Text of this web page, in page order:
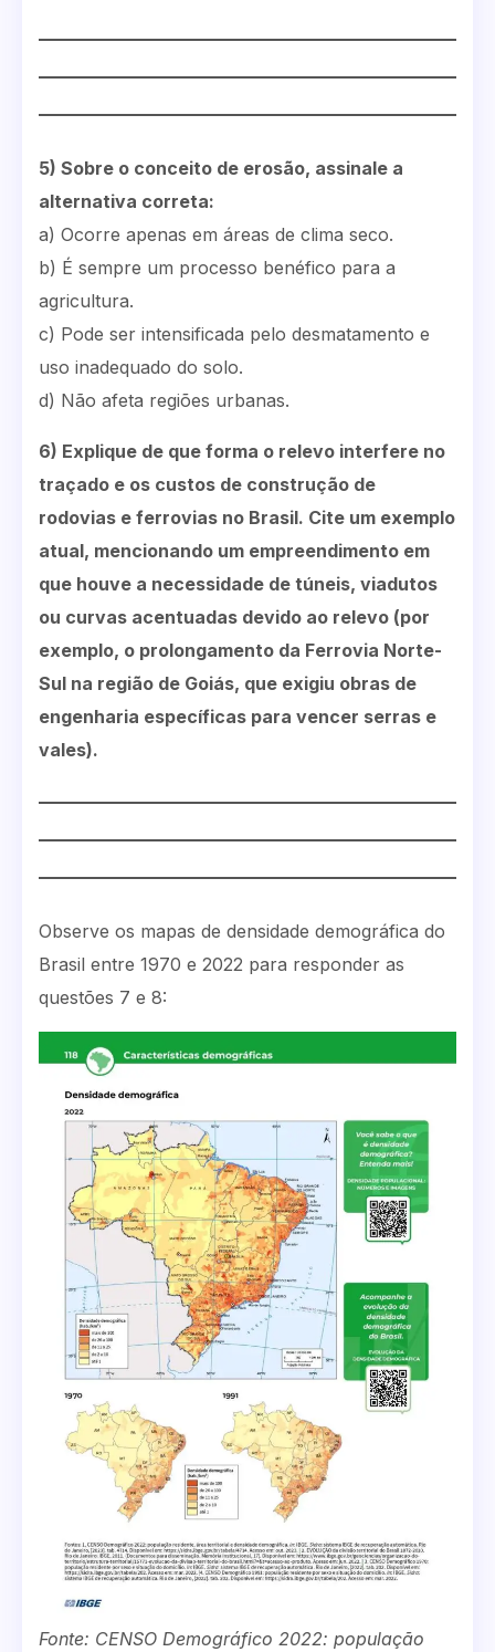
5) Sobre o conceito de erosão, assinale a
alternativa correta:
a) Ocorre apenas em áreas de clima seco.
b) É sempre um processo benéfico para a
agricultura.
c) Pode ser intensificada pelo desmatamento e
uso inadequado do solo.
d) Não afeta regiões urbanas.
6) Explique de que forma o relevo interfere no
traçado e os custos de construção de
rodovias e ferrovias no Brasil. Cite um exemplo
atual, mencionando um empreendimento em
que houve a necessidade de túneis, viadutos
ou curvas acentuadas devido ao relevo (por
exemplo, o prolongamento da Ferrovia Norte-
Sul na região de Goiás, que exigiu obras de
engenharia específicas para vencer serras e
vales).
Observe os mapas de densidade demográfica do
Brasil entre 1970 e 2022 para responder as
questões 7 e 8:
Fonte: CENSO Demográfico 2022: população